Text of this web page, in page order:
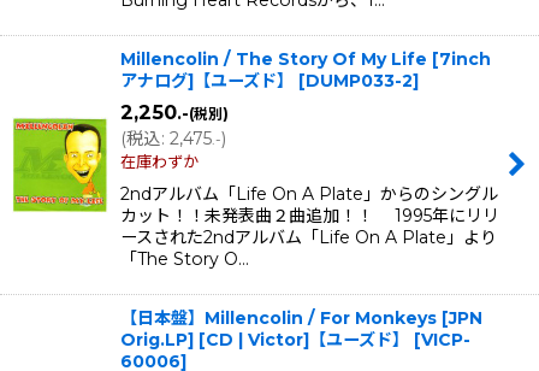
Millencolin / The Story Of My Life [7inch
アナログ]【ユーズド】
[DUMP033-2]
2,250.-(税別)
(税込: 2,475 .-)
在庫わずか
2ndアルバム「Life On A Plate」からのシングル
カット！！未発表曲２曲追加！！ 1995年にリリ
ースされた2ndアルバム「Life On A Plate」より
「The Story O…
【日本盤】Millencolin / For Monkeys [JPN
Orig.LP] [CD | Victor]【ユーズド】
[VICP-
60006]